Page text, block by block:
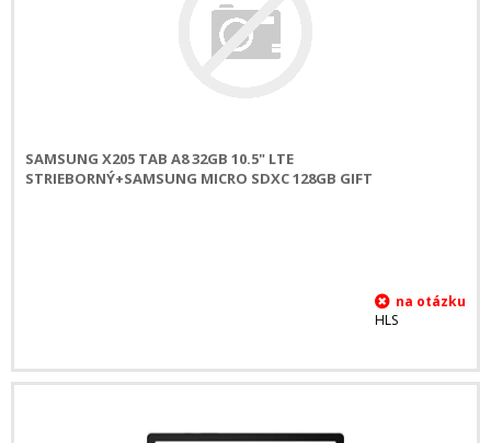
SAMSUNG X205 TAB A8 32GB 10.5" LTE
STRIEBORNÝ+SAMSUNG MICRO SDXC 128GB GIFT
HLS